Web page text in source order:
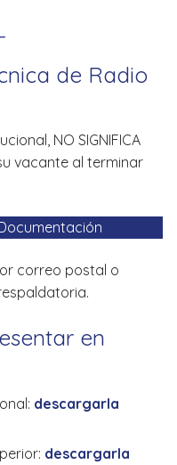
de Radio
NO SIGNIFICA
vacante al terminar
correo postal o
en
descargarla
descargarla